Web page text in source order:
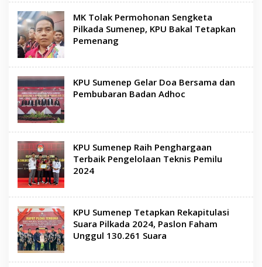
MK Tolak Permohonan Sengketa
Pilkada Sumenep, KPU Bakal Tetapkan
Pemenang
KPU Sumenep Gelar Doa Bersama dan
Pembubaran Badan Adhoc
KPU Sumenep Raih Penghargaan
Terbaik Pengelolaan Teknis Pemilu
2024
KPU Sumenep Tetapkan Rekapitulasi
Suara Pilkada 2024, Paslon Faham
Unggul 130.261 Suara